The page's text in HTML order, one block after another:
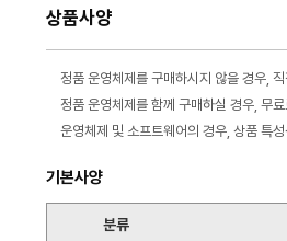
상품사양
정품 운영체제를 구매하시지 않을 경우,
정품 운영체제를 함께 구매하실 경우, 무
운영체제 및 소프트웨어의 경우, 상품 특
기본사양
분류